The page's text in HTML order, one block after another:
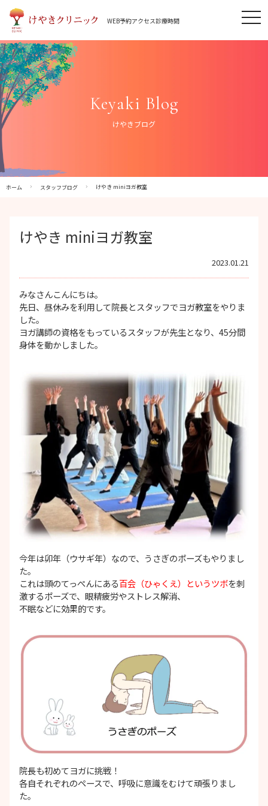
Skip
content
WEB予約アクセス診療時間
Keyaki Blog
けやきブログ
ホーム スタッフブログ けやき miniヨガ教室
けやき miniヨガ教室
2023.01.21
みなさんこんにちは。
先日、昼休みを利用して院長とスタッフでヨガ教室をやりま
した。
ヨガ講師の資格をもっているスタッフが先生となり、45分間
身体を動かしました。
今年は卯年（ウサギ年）なので、うさぎのポーズもやりまし
た。
これは頭のてっぺんにある百会（ひゃくえ）というツボを刺
激するポーズで、眼精疲労やストレス解消、
不眠などに効果的です。
院長も初めてヨガに挑戦！
各自それぞれのペースで、呼吸に意識をむけて頑張りまし
た。